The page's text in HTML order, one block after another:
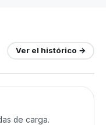
Ver el histórico →
de carga.